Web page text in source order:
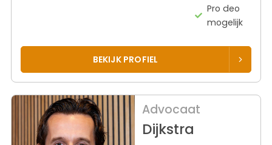
Pro deo
mogelijk
BEKIJK PROFIEL
Advocaat
Dijkstra